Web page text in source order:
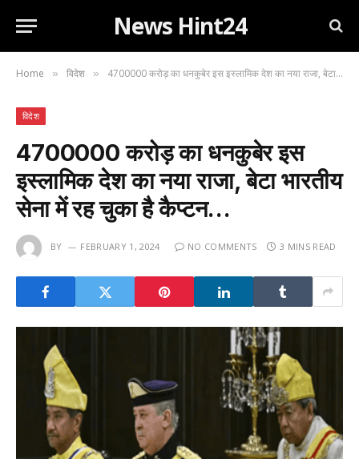
News Hint24
Home » विदेश » 4700000 करोड़ का धनकुबेर इस इस्लामिक देश का नया राजा, बेटा भारतीय सेना में रह चुका है कैप्टन…
विदेश
4700000 करोड़ का धनकुबेर इस
इस्लामिक देश का नया राजा, बेटा भारतीय
सेना में रह चुका है कैप्टन…
BY FEBRUARY 1, 2024 NO COMMENTS 3 MINS READ